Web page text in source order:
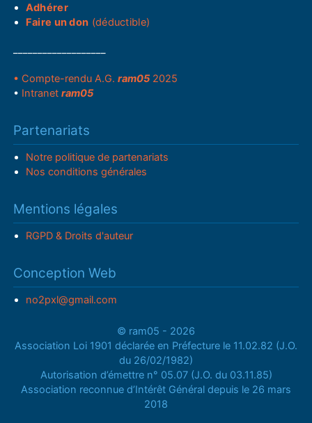
Adhérer
Faire un don (déductible)
• Compte-rendu A.G.ram05 2025
• Intranetram05
Partenariats
Notre politique de partenariats
Nos conditions générales
Mentions légales
RGPD & Droits d'auteur
Conception Web
no2pxl@gmail.com
© ram05 - 2026
Association Loi 1901 déclarée en Préfecture le 11.02.82 (J.O.
du 26/02/1982)
Autorisation d’émettre n° 05.07 (J.O. du 03.11.85)
Association reconnue d’Intérêt Général depuis le 26 mars
2018